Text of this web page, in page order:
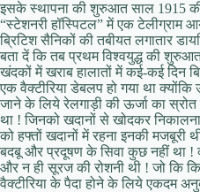
इसके स्थापना की शुरुआत साल 1915
“स्टेशनरी हॉस्पिटल” में एक टेलीग्राम
ब्रिटिश सैनिकों की तबीयत लगातार
बता दें कि तब प्रथम विश्वयुद्ध की
खंदकों में खराब हालातों में कई-कई दिन
एक वैक्टीरिया डेबलप हो गया था
जाने के लिये रेलगाड़ी की ऊर्जा का
था ! जिनको खदानों से खोदकर
को हफ्तों खदानों में रहना इनकी मजबूरी
बदबू और प्रदूषण के सिवा कुछ नहीं था !
और न ही सूरज की रोशनी थी ! जो कि
वैक्टीरिया के पैदा होने के लिये एकदम